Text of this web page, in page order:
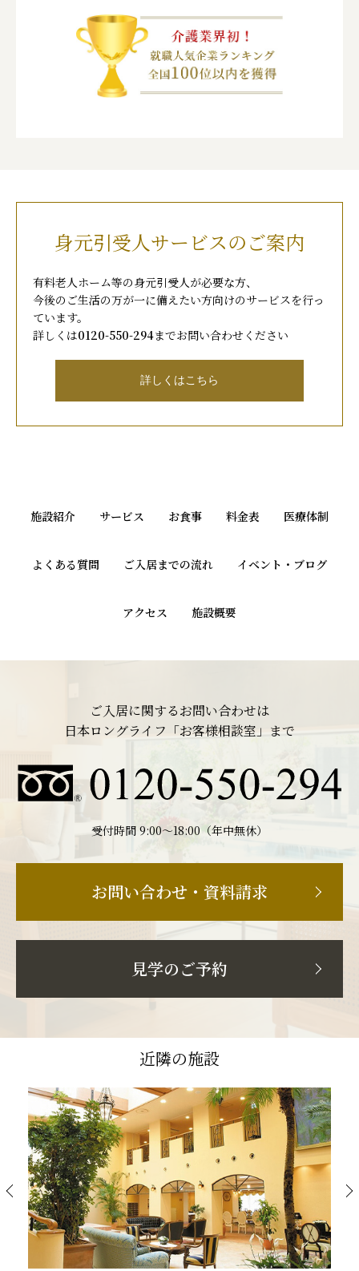
身元引受人サービスのご案内
有料老人ホーム等の身元引受人が必要な方、
今後のご生活の万が一に備えたい方向けのサービスを行っ
ています。
詳しくは0120-550-294までお問い合わせください
詳しくはこちら
施設紹介 サービス お食事 料金表 医療体制
よくある質問 ご入居までの流れ イベント・ブログ
アクセス 施設概要
ご入居に関するお問い合わせは
日本ロングライフ「お客様相談室」まで
受付時間 9:00〜18:00（年中無休）
お問い合わせ・資料請求
見学のご予約
近隣の施設